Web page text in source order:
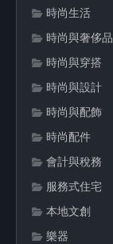
時尚生活
時尚與奢侈品
時尚與穿搭
時尚與設計
時尚與配飾
時尚配件
會計與稅務
服務式住宅
本地文創
樂器